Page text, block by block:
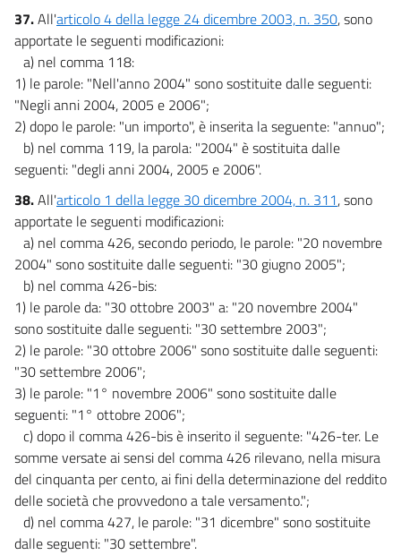
37.All'articolo 4 della legge 24 dicembre 2003, n. 350, sono
apportate le seguenti modificazioni:
a) nel comma 118:
1) le parole: "Nell'anno 2004" sono sostituite dalle seguenti:
"Negli anni 2004, 2005 e 2006";
2) dopo le parole: "un importo", è inserita la seguente: "annuo";
b) nel comma 119, la parola: "2004" è sostituita dalle
seguenti: "degli anni 2004, 2005 e 2006".
38.All'articolo 1 della legge 30 dicembre 2004, n. 311, sono
apportate le seguenti modificazioni:
a) nel comma 426, secondo periodo, le parole: "20 novembre
2004" sono sostituite dalle seguenti: "30 giugno 2005";
b) nel comma 426-bis:
1) le parole da: "30 ottobre 2003" a: "20 novembre 2004"
sono sostituite dalle seguenti: "30 settembre 2003";
2) le parole: "30 ottobre 2006" sono sostituite dalle seguenti:
"30 settembre 2006";
3) le parole: "1° novembre 2006" sono sostituite dalle
seguenti: "1° ottobre 2006";
c) dopo il comma 426-bis è inserito il seguente: "426-ter. Le
somme versate ai sensi del comma 426 rilevano, nella misura
del cinquanta per cento, ai fini della determinazione del reddito
delle società che provvedono a tale versamento.";
d) nel comma 427, le parole: "31 dicembre" sono sostituite
dalle seguenti: "30 settembre".